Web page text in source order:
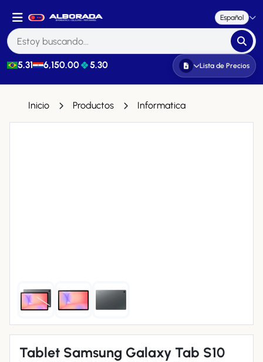
Español
5.31 6,150.00 5.30 Lista de Precios
Inicio Productos Informatica
Tablet Samsung Galaxy Tab S10